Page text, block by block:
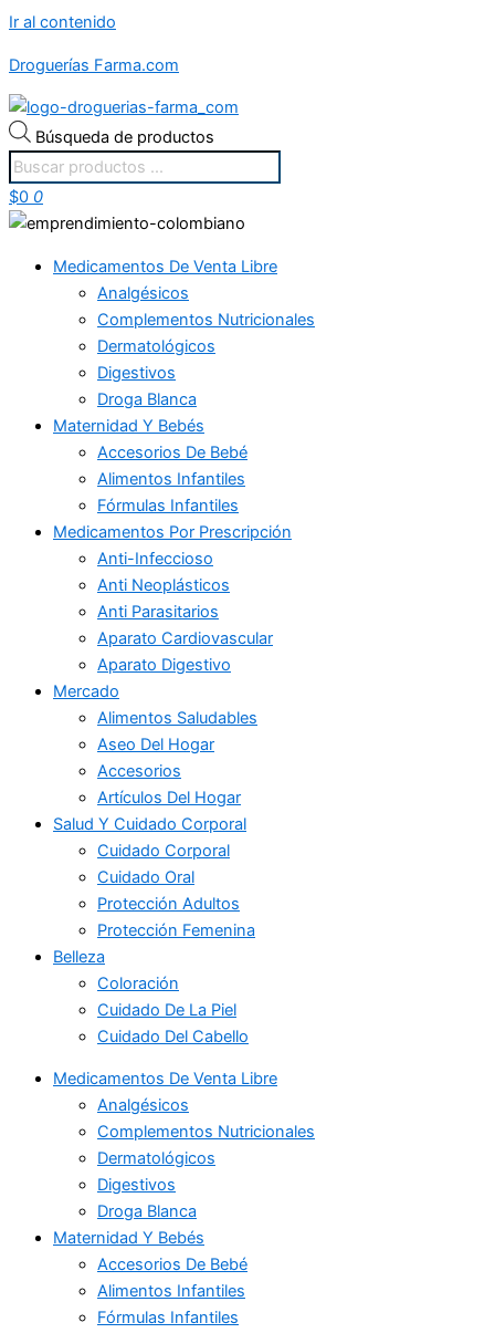
Ir al contenido
Droguerías Farma.com
Búsqueda de productos
$0 0
Medicamentos De Venta Libre
Analgésicos
Complementos Nutricionales
Dermatológicos
Digestivos
Droga Blanca
Maternidad Y Bebés
Accesorios De Bebé
Alimentos Infantiles
Fórmulas Infantiles
Medicamentos Por Prescripción
Anti-Infeccioso
Anti Neoplásticos
Anti Parasitarios
Aparato Cardiovascular
Aparato Digestivo
Mercado
Alimentos Saludables
Aseo Del Hogar
Accesorios
Artículos Del Hogar
Salud Y Cuidado Corporal
Cuidado Corporal
Cuidado Oral
Protección Adultos
Protección Femenina
Belleza
Coloración
Cuidado De La Piel
Cuidado Del Cabello
Medicamentos De Venta Libre
Analgésicos
Complementos Nutricionales
Dermatológicos
Digestivos
Droga Blanca
Maternidad Y Bebés
Accesorios De Bebé
Alimentos Infantiles
Fórmulas Infantiles